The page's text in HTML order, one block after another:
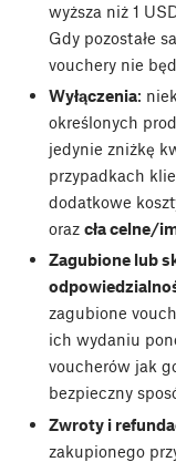
wyższa niż 1
Gdy pozostałe
vouchery nie
Wyłączenia:
określonych
jedynie zniżkę
przypadkach
dodatkowe
oraz cła celne/
Zagubione lub
zagubione
ich wydaniu
voucherów jak
bezpieczny
Zwroty i
zakupionego